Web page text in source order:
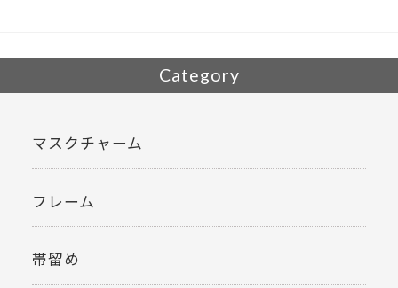
Category
マスクチャーム
フレーム
帯留め